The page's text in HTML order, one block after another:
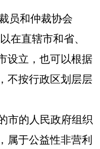
员和仲裁协会
在直辖市和省、
设立，也可以根据
不按行政区划层层
市的人民政府组织
属于公益性非营利